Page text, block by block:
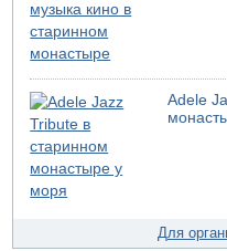
05.08.2026 06:41
Еще один меморандум
04.08.2026 20:31
Минздрав и
необычно высоком уровне
реках и ручьях на севере
04.08.2026 19:20
Шоссе 6 и участок шоссе
районе Бейт-Шемеша
75-летний мужчина
Adele
Для